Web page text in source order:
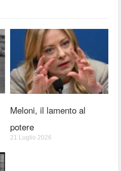
Meloni, il lamento al
potere
21 Luglio 2026